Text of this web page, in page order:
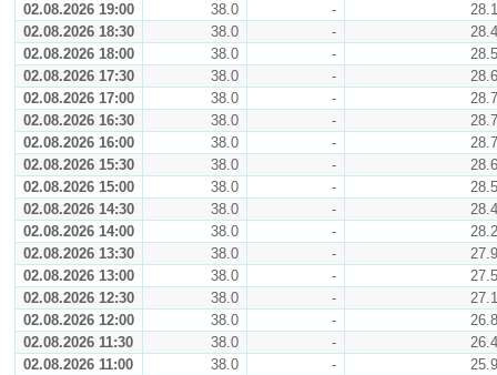
02.08.2026 19:00
38.0 -
28.1
02.08.2026 18:30
38.0 -
28.4
02.08.2026 18:00
38.0 -
28.5
02.08.2026 17:30
38.0 -
28.6
02.08.2026 17:00
38.0 -
28.7
02.08.2026 16:30
38.0 -
28.7
02.08.2026 16:00
38.0 -
28.7
02.08.2026 15:30
38.0 -
28.6
02.08.2026 15:00
38.0 -
28.5
02.08.2026 14:30
38.0 -
28.4
02.08.2026 14:00
38.0 -
28.2
02.08.2026 13:30
38.0 -
27.9
02.08.2026 13:00
38.0 -
27.5
02.08.2026 12:30
38.0 -
27.1
02.08.2026 12:00
38.0 -
26.8
02.08.2026 11:30
38.0 -
26.4
02.08.2026 11:00
38.0 -
25.9